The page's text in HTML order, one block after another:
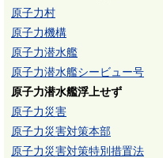
原子力村
原子力機構
原子力潜水艦
原子力潜水艦シービュー号
原子力潜水艦浮上せず
原子力災害
原子力災害対策本部
原子力災害対策特別措置法